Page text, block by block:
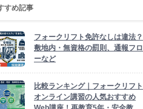
すめ記事
フォークリフト免許なしは違法？
敷地内・無資格の罰則、通報フロ
ーなど
比較ランキング｜フォークリフト
オンライン講習の人気おすすめ